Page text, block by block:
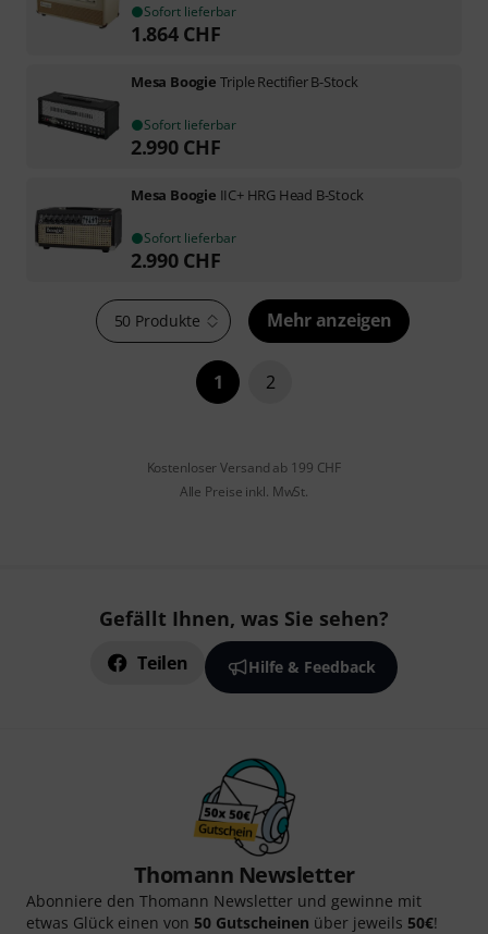
Sofort lieferbar
1.864 CHF
Mesa Boogie Triple Rectifier B-Stock
Sofort lieferbar
2.990 CHF
Mesa Boogie IIC+ HRG Head B-Stock
Sofort lieferbar
2.990 CHF
50 Produkte Mehr anzeigen
1 2
Kostenloser Versand ab 199 CHF
Alle Preise inkl. MwSt.
Gefällt Ihnen, was Sie sehen?
Teilen Hilfe & Feedback
Thomann Newsletter
Abonniere den Thomann Newsletter und gewinne mit
etwas Glück einen von 50 Gutscheinen über jeweils 50€!